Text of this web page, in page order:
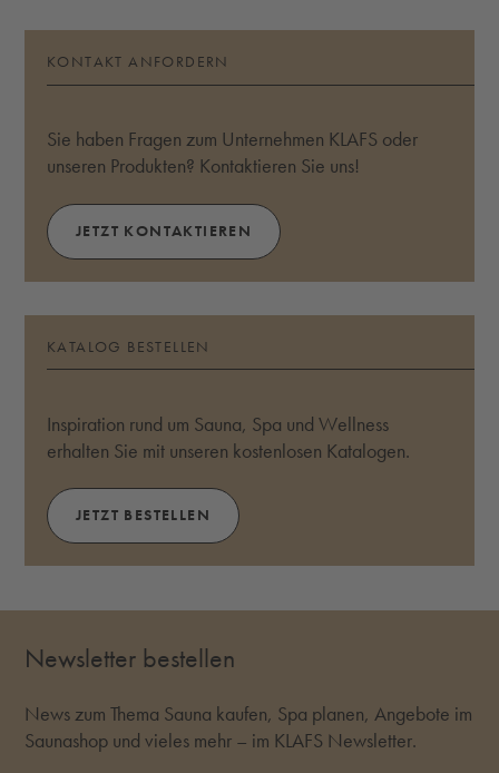
KONTAKT ANFORDERN
Sie haben Fragen zum Unternehmen KLAFS oder
unseren Produkten? Kontaktieren Sie uns!
JETZT KONTAKTIEREN
KATALOG BESTELLEN
Inspiration rund um Sauna, Spa und Wellness
erhalten Sie mit unseren kostenlosen Katalogen.
JETZT BESTELLEN
Newsletter bestellen
News zum Thema Sauna kaufen, Spa planen, Angebote im
Saunashop und vieles mehr – im KLAFS Newsletter.